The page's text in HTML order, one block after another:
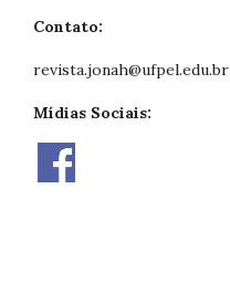
Contato:
revista.jonah@ufpel.edu.br
Mídias Sociais: